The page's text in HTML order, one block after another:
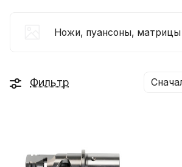
Ножи, пуансоны, матрицы
Фильтр